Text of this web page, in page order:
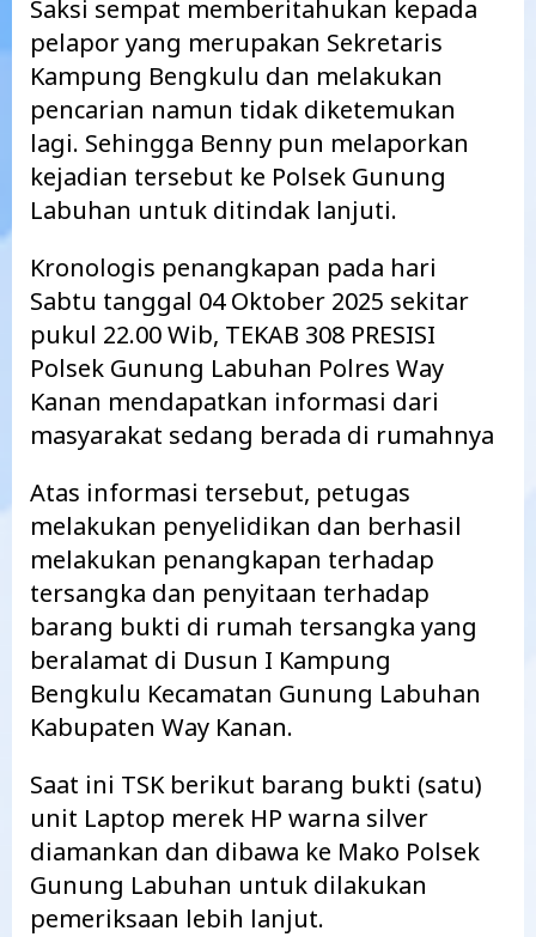
Saksi sempat memberitahukan kepada
pelapor yang merupakan Sekretaris
Kampung Bengkulu dan melakukan
pencarian namun tidak diketemukan
lagi. Sehingga Benny pun melaporkan
kejadian tersebut ke Polsek Gunung
Labuhan untuk ditindak lanjuti.
Kronologis penangkapan pada hari
Sabtu tanggal 04 Oktober 2025 sekitar
pukul 22.00 Wib, TEKAB 308 PRESISI
Polsek Gunung Labuhan Polres Way
Kanan mendapatkan informasi dari
masyarakat sedang berada di rumahnya
Atas informasi tersebut, petugas
melakukan penyelidikan dan berhasil
melakukan penangkapan terhadap
tersangka dan penyitaan terhadap
barang bukti di rumah tersangka yang
beralamat di Dusun I Kampung
Bengkulu Kecamatan Gunung Labuhan
Kabupaten Way Kanan.
Saat ini TSK berikut barang bukti (satu)
unit Laptop merek HP warna silver
diamankan dan dibawa ke Mako Polsek
Gunung Labuhan untuk dilakukan
pemeriksaan lebih lanjut.